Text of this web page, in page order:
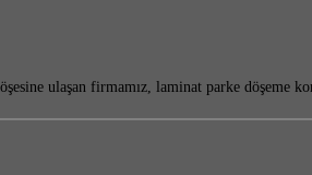
ulaşan firmamız, laminat parke döşeme